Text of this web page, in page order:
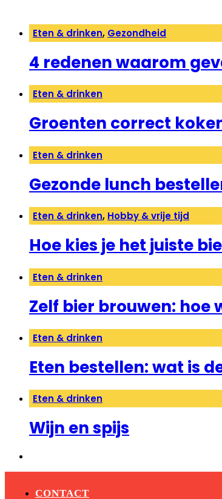
Eten & drinken, Gezondheid
4 redenen waarom
Eten & drinken
Groenten correct
Eten & drinken
Gezonde lunch
Eten & drinken, Hobby & vrije tijd
Hoe kies je het juiste
Eten & drinken
Zelf bier brouwen: hoe
Eten & drinken
Eten bestellen: wat is
Eten & drinken
Wijn en spijs
CONTACT